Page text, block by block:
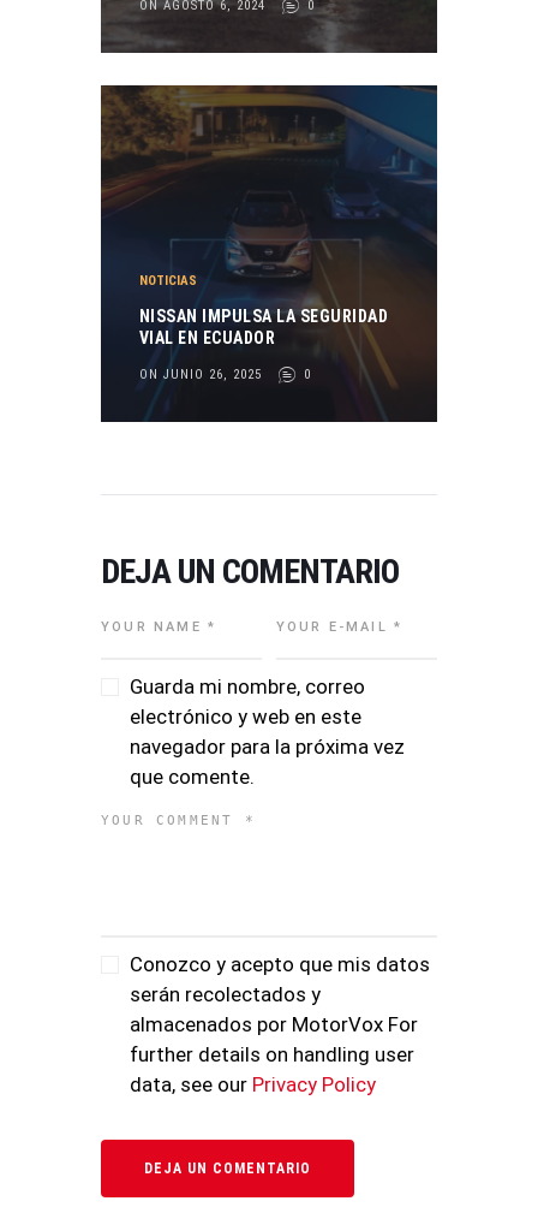
ON AGOSTO 6, 2024 0
NOTICIAS
NISSAN IMPULSA LA SEGURIDAD
VIAL EN ECUADOR
ON JUNIO 26, 2025 0
DEJA UN COMENTARIO
Guarda mi nombre, correo
electrónico y web en este
navegador para la próxima vez
que comente.
Conozco y acepto que mis datos
serán recolectados y
almacenados por MotorVox For
further details on handling user
data, see our Privacy Policy